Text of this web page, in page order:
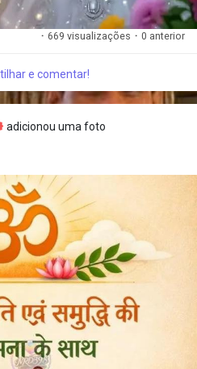
· 669 visualizações · 0 anterior
e comentar!
adicionou uma foto